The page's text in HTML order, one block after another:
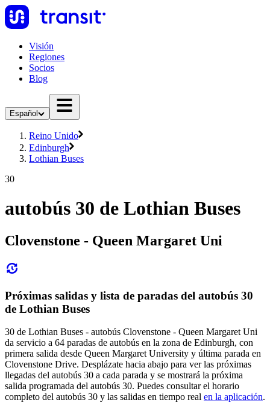
Visión
Regiones
Socios
Blog
Español
Reino Unido
Edinburgh
Lothian Buses
30
autobús 30 de Lothian Buses
Clovenstone - Queen Margaret Uni
Próximas salidas y lista de paradas del autobús 30
de Lothian Buses
30 de Lothian Buses - autobús Clovenstone - Queen Margaret Uni
da servicio a 64 paradas de autobús en la zona de Edinburgh, con
primera salida desde Queen Margaret University y última parada en
Clovenstone Drive. Desplázate hacia abajo para ver las próximas
llegadas del autobús 30 a cada parada y se mostrará la próxima
salida programada del autobús 30. Puedes consultar el horario
completo del autobús 30 y las salidas en tiempo real en la aplicación.